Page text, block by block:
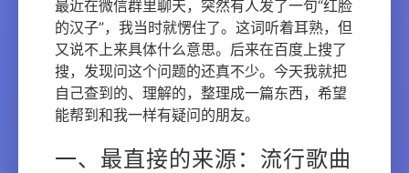
最近在微信群里聊天，突然有人发了一句“红脸
的汉子”，我当时就愣住了。这词听着耳熟，但
又说不上来具体什么意思。后来在百度上搜了
搜，发现问这个问题的还真不少。今天我就把
自己查到的、理解的，整理成一篇东西，希望
能帮到和我一样有疑问的朋友。
一、最直接的来源：流行歌曲